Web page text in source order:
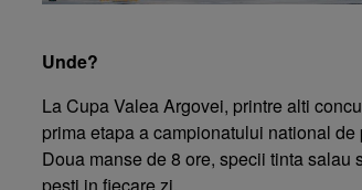
Unde?
La Cupa Valea Argovei, printre alti
prima etapa a campionatului national
Doua manse de 8 ore, specii tinta salau
pesti in fiecare zi.